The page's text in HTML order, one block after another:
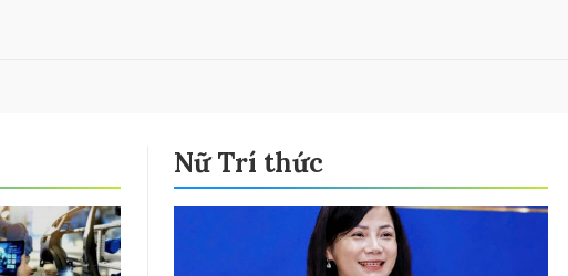
Nữ Trí thức